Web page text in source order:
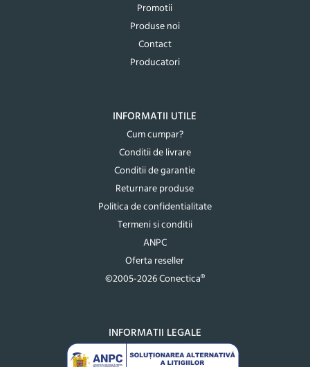
Promotii
Produse noi
Contact
Producatori
INFORMATII UTILE
Cum cumpar?
Conditii de livrare
Conditii de garantie
Returnare produse
Politica de confidentialitate
Termeni si conditii
ANPC
Oferta reseller
©2005-2026 Conectica®
INFORMATII LEGALE